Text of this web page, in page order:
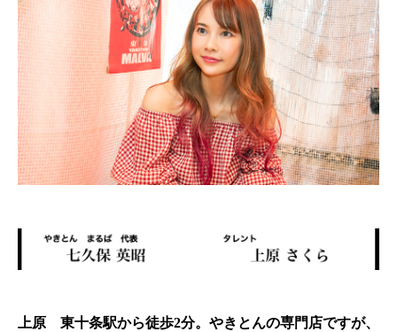
上原 東十条駅から徒歩2分。やきとんの専門店ですが、